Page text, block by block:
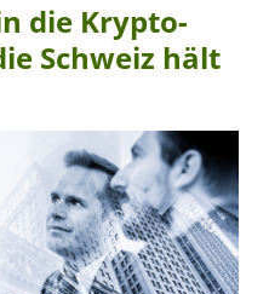
die Krypto-
Schweiz hält